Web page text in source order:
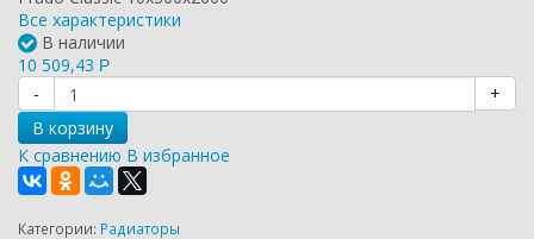
Все характеристики
В наличии
10 509,43 Р
-
+
В корзину
К сравнению В избранное
Категории: Радиаторы